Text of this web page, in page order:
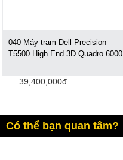
040 Máy trạm Dell Precision
T5500 High End 3D Quadro 6000
39,400,000đ
Có thể bạn quan tâm?